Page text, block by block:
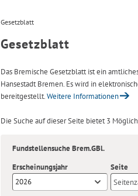
Gesetzblatt
Gesetzblatt
Das Bremische Gesetzblatt ist ein
Hansestadt Bremen. Es wird in
bereitgestellt.Weitere Informationen
Die Suche auf dieser Seite bietet 3
Fundstellensuche Brem.GBl.
Erscheinungsjahr
2026
Seite